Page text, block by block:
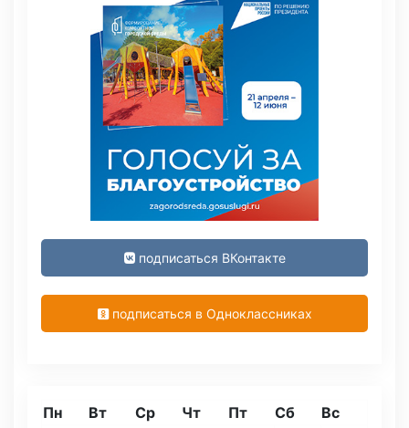
подписаться ВКонтакте
подписаться в Одноклассниках
Пн Вт Ср Чт Пт Сб Вс